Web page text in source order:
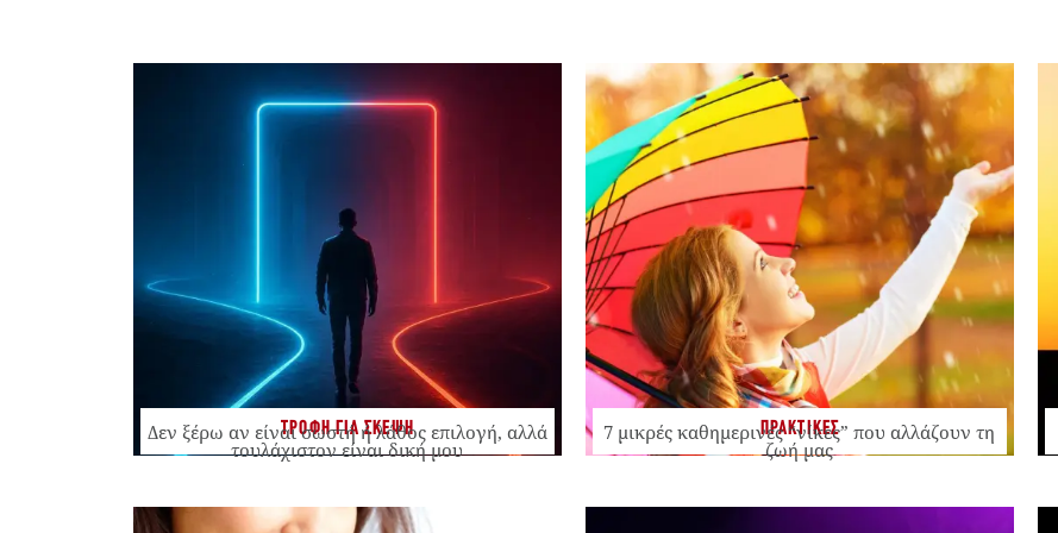
ΤΡΟΦΗ ΓΙΑ ΣΚΕΨΗ
Δεν ξέρω αν είναι σωστή ή λάθος επιλογή, αλλά
τουλάχιστον είναι δική μου
ΠΡΑΚΤΙΚΕΣ
7 μικρές καθημερινές “νίκες” που αλλάζουν τη
ζωή μας